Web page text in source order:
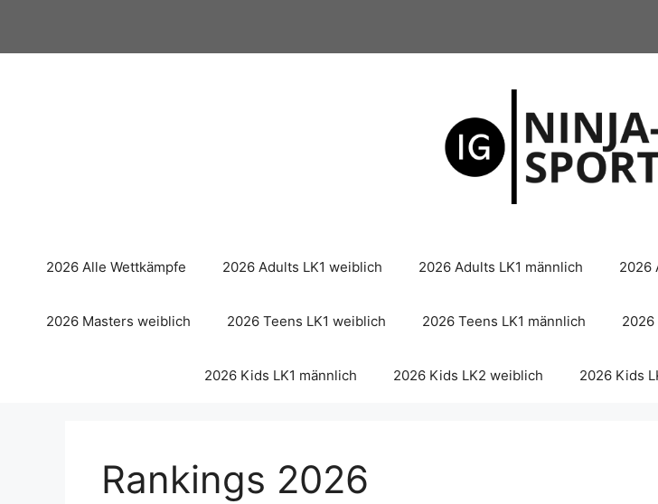
springen
2026 Alle Wettkämpfe 2026 Adults LK1 weiblich 2026 Adults LK1 männlich 2026
2026 Masters weiblich 2026 Teens LK1 weiblich 2026 Teens LK1 männlich 2026
2026 Kids LK1 männlich 2026 Kids LK2 weiblich 2026 Kids
Rankings 2026